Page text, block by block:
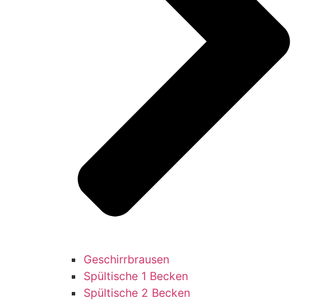
Geschirrbrausen
Spültische 1 Becken
Spültische 2 Becken